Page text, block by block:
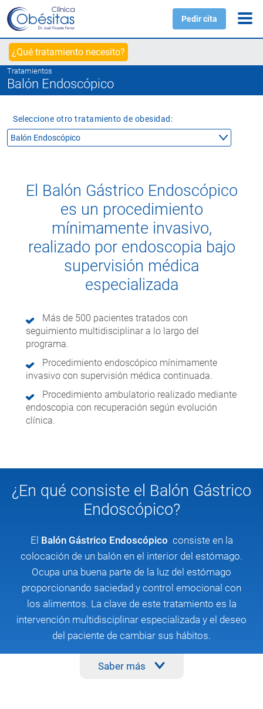
Pedir cita
¿Qué tratamiento necesito?
Tratamientos
Balón Endoscópico
Seleccione otro tratamiento de obesidad:
El Balón Gástrico Endoscópico
es un procedimiento
mínimamente invasivo,
realizado por endoscopia bajo
supervisión médica
especializada
Más de 500 pacientes tratados con
seguimiento multidisciplinar a lo largo del
programa.
Procedimiento endoscópico mínimamente
invasivo con supervisión médica continuada.
Procedimiento ambulatorio realizado mediante
endoscopia con recuperación según evolución
clínica.
¿En qué consiste el Balón Gástrico
Endoscópico?
El Balón Gástrico Endoscópico consiste en la
colocación de un balón en el interior del estómago.
Ocupa una buena parte de la luz del estómago
proporcionando saciedad y control emocional con
los alimentos. La clave de este tratamiento es la
intervención multidisciplinar especializada y el deseo
del paciente de cambiar sus hábitos.
Saber más